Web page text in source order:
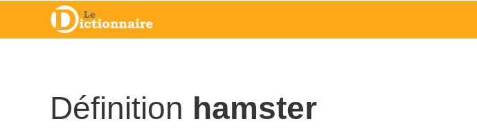
Définition hamster